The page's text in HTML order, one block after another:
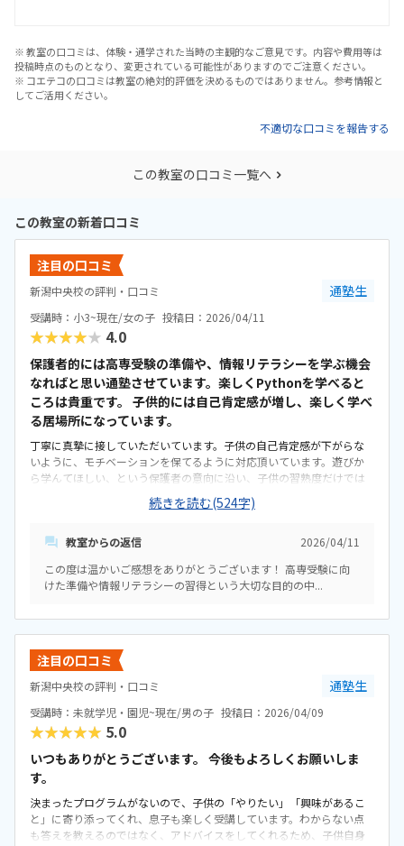
※ 教室の口コミは、体験・通学された当時の主観的なご意見です。内容や費用等は
投稿時点のものとなり、変更されている可能性がありますのでご注意ください。
※ コエテコの口コミは教室の絶対的評価を決めるものではありません。参考情報と
してご活用ください。
不適切な口コミを報告する
この教室の口コミ一覧へ
この教室の新着口コミ
注目の口コミ
新潟中央校の評判・口コミ 通塾生
受講時：小3~現在/女の子 投稿日：2026/04/11
★★★★★ 4.0
保護者的には高専受験の準備や、情報リテラシーを学ぶ機会
なればと思い通塾させています。楽しくPythonを学べると
ころは貴重です。 子供的には自己肯定感が増し、楽しく学べ
る居場所になっています。
丁寧に真摯に接していただいています。子供の自己肯定感が下がらな
いように、モチベーションを保てるように対応頂いています。遊びか
ら学んてほしい、という保護者の意向に沿い、子供の習熟度だけでは
なく個性に合わせて教材やカリキュラムを選んでいただいています。
子供の思考力を養い、自ら次の段階に進めるよう手助けしてしていた
子供1人で通わせるのは心配で必ず教室の出入り口まで送迎していま
ような雰囲気。お絵かきスペースもあり、子供が緊張しないように、
飽きないように配慮されています。トイレはオフィススペースで共
よりやや上ですが、設備の更新サイクルが早い業態なのでお高めとは
思いません。読書嫌いな子供の国語力を上げることに苦慮していまし
た。キャドでの創作やプログラミングで論理的思考が養われ会話力や
学力の底上げができました。子供は新しいことを学ぶことが楽しいと
言っています。教室が終わったあと、目が疲れる、頭が痛いと子供が
いいます。それだけが心配事、デメリットと感じています。
続きを読む(524字)
教室からの返信
2026/04/11
この度は温かいご感想をありがとうございます！ 高専受験に向
けた準備や情報リテラシーの習得という大切な目的の中...
注目の口コミ
新潟中央校の評判・口コミ 通塾生
受講時：未就学児・園児~現在/男の子 投稿日：2026/04/09
★★★★★ 5.0
いつもありがとうございます。 今後もよろしくお願いしま
す。
決まったプログラムがないので、子供の「やりたい」「興味があるこ
と」に寄り添ってくれ、息子も楽しく受講しています。わからない点
も答えを教えるのではなく、アドバイスをしてくれるため、子供自身